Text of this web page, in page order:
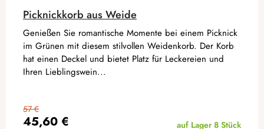
Picknickkorb aus Weide
45,60 €
57 €
auf Lager 8 Stück
Genießen Sie romantische Momente bei einem Picknick
im Grünen mit diesem stilvollen Weidenkorb. Der Korb
hat einen Deckel und bietet Platz für Leckereien und
Ihren Lieblingswein...